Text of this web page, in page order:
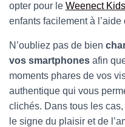
opter pour le Weenect Kids
enfants facilement à l’aide
N’oubliez pas de bien
vos smartphones afin
moments phares de vos
authentique qui vous
clichés. Dans tous les
le signe du plaisir et de